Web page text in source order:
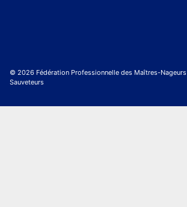
© 2026 Fédération Professionnelle des Maîtres-Nageurs
Sauveteurs